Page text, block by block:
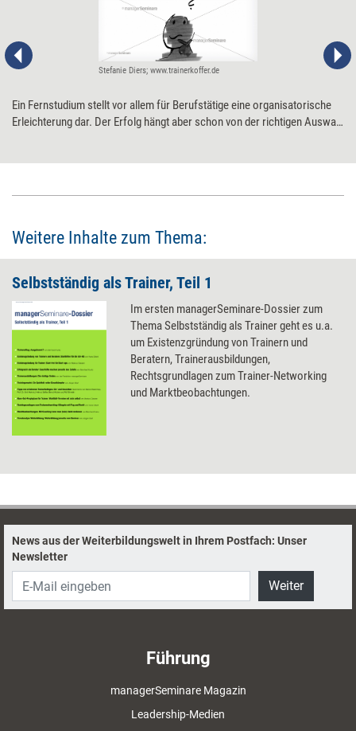
Stefanie Diers; www.trainerkoffer.de
Ein Fernstudium stellt vor allem für Berufstätige eine organisatorische
Erleichterung dar. Der Erfolg hängt aber schon von der richtigen Auswahl
Weitere Inhalte zum Thema:
Selbstständig als Trainer, Teil 1
Im ersten managerSeminare-Dossier zum
Thema Selbstständig als Trainer geht es u.a.
um Existenzgründung von Trainern und
Beratern, Trainerausbildungen,
Rechtsgrundlagen zum Trainer-Networking
und Marktbeobachtungen.
News aus der Weiterbildungswelt in Ihrem Postfach: Unser
Newsletter
Weiter
Führung
managerSeminare Magazin
Leadership-Medien